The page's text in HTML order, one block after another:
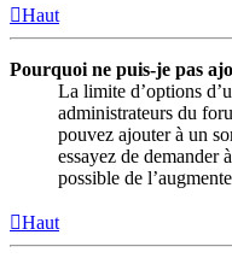
Haut
Pourquoi ne puis-je pas
La limite d’options
administrateurs du
pouvez ajouter à un
essayez de demander
possible de
Haut